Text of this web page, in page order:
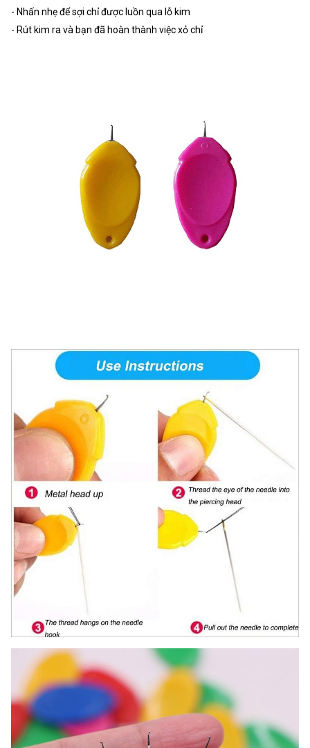
- Nhấn nhẹ để sợi chỉ được luồn qua lỗ kim
- Rút kim ra và bạn đã hoàn thành việc xỏ chỉ